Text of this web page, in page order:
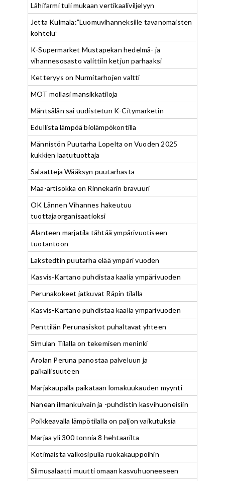
Lähifarmi tuli mukaan vertikaaliviljelyyn
Jetta Kulmala:”Luomuvihanneksille tavanomaisten
kohtelu”
K-Supermarket Mustapekan hedelmä- ja
vihannesosasto valittiin ketjun parhaaksi
Ketteryys on Nurmitarhojen valtti
MOT mollasi mansikkatiloja
Mäntsälän sai uudistetun K-Citymarketin
Edullista lämpöä biolämpökontilla
Männistön Puutarha Lopelta on Vuoden 2025
kukkien laatutuottaja
Salaatteja Wääksyn puutarhasta
Maa-artisokka on Rinnekarin bravuuri
OK Lännen Vihannes hakeutuu
tuottajaorganisaatioksi
Alanteen marjatila tähtää ympärivuotiseen
tuotantoon
Lakstedtin puutarha elää ympäri vuoden
Kasvis-Kartano puhdistaa kaalia ympärivuoden
Perunakokeet jatkuvat Räpin tilalla
Kasvis-Kartano puhdistaa kaalia ympärivuoden
Penttilän Perunasiskot puhaltavat yhteen
Simulan Tilalla on tekemisen meninki
Arolan Peruna panostaa palveluun ja
paikallisuuteen
Marjakaupalla paikataan lomakuukauden myynti
Nanean ilmankuivain ja -puhdistin kasvihuoneisiin
Poikkeavalla lämpötilalla on paljon vaikutuksia
Marjaa yli 300 tonnia 8 hehtaarilta
Kotimaista valkosipulia ruokakauppoihin
Silmusalaatti muutti omaan kasvuhuoneeseen